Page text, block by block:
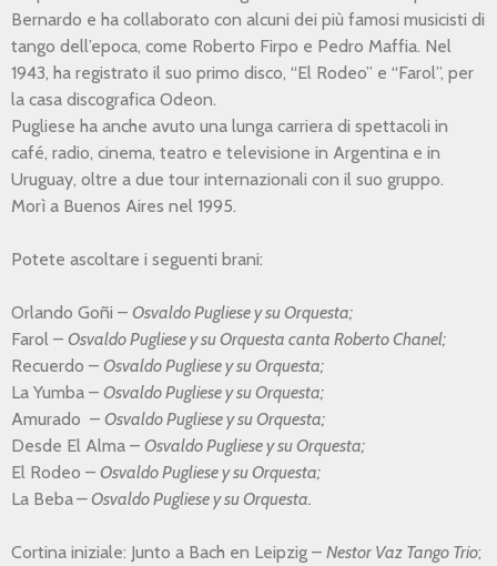
Bernardo e ha collaborato con alcuni dei più famosi musicisti di
tango dell’epoca, come Roberto Firpo e Pedro Maffia. Nel
1943, ha registrato il suo primo disco, “El Rodeo” e “Farol”, per
la casa discografica Odeon.
Pugliese ha anche avuto una lunga carriera di spettacoli in
café, radio, cinema, teatro e televisione in Argentina e in
Uruguay, oltre a due tour internazionali con il suo gruppo.
Morì a Buenos Aires nel 1995.
Potete ascoltare i seguenti brani:
Orlando Goñi – Osvaldo Pugliese y su Orquesta;
Farol – Osvaldo Pugliese y su Orquesta canta Roberto Chanel;
Recuerdo – Osvaldo Pugliese y su Orquesta;
La Yumba – Osvaldo Pugliese y su Orquesta;
Amurado – Osvaldo Pugliese y su Orquesta;
Desde El Alma – Osvaldo Pugliese y su Orquesta;
El Rodeo – Osvaldo Pugliese y su Orquesta;
La Beba–Osvaldo Pugliese y su Orquesta.
Cortina iniziale: Junto a Bach en Leipzig – Nestor Vaz Tango Trio;